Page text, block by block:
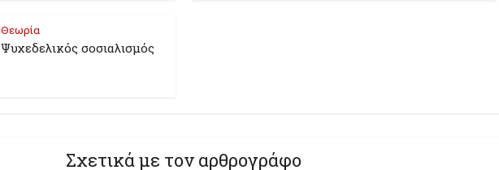
Θεωρία
Ψυχεδελικός σοσιαλισμός
Σχετικά με τον αρθρογράφο